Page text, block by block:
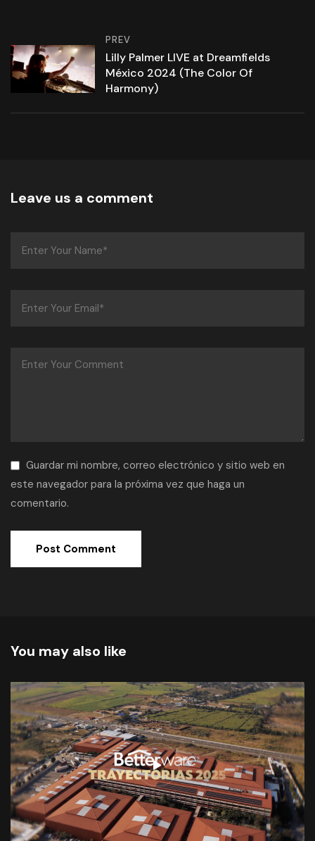
PREV
Lilly Palmer LIVE at Dreamfields
México 2024 (The Color Of
Harmony)
Leave us a comment
Guardar mi nombre, correo electrónico y sitio web en
este navegador para la próxima vez que haga un
comentario.
You may also like